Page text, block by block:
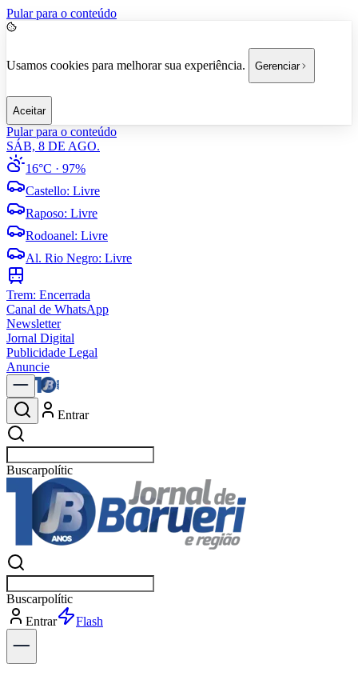
Pular para o conteúdo
Usamos cookies para melhorar sua experiência. Gerenciar
Aceitar
Pular para o conteúdo
SÁB, 8 DE AGO.
16°C · 97%
Castello: Livre
Raposo: Livre
Rodoanel: Livre
Al. Rio Negro: Livre
Trem: Encerrada
Canal de WhatsApp
Newsletter
Jornal Digital
Publicidade Legal
Anuncie
Entrar
Buscarnotícias e
Buscarnotícias e
Entrar
Explorar